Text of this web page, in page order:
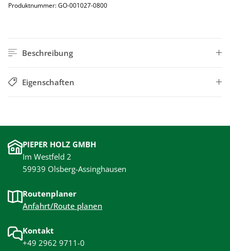
Produktnummer:GO-001027-0800
Beschreibung
Eigenschaften
PIEPER HOLZ GMBH
Im Westfeld 2
59939 Olsberg-Assinghausen
Routenplaner
Anfahrt/Route planen
Kontakt
+49 2962 9711-0